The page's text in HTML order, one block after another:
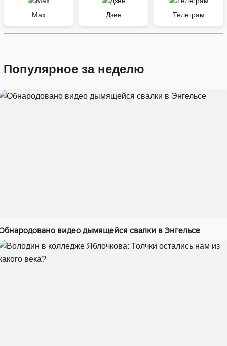
Max Дзен Телеграм
Популярное за неделю
видео дымящейся свалки в Энгельсе